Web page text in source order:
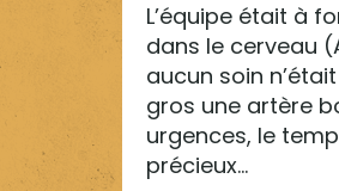
L’équipe était à
dans le cerveau
aucun soin
gros une artère
urgences, le
précieux…